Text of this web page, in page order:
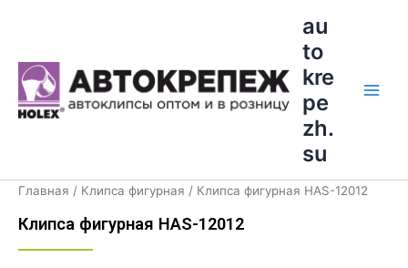
au
to
kre
pe
zh.
su
Главная / Клипса фигурная / Клипса фигурная HAS-12012
Клипса фигурная HAS-12012